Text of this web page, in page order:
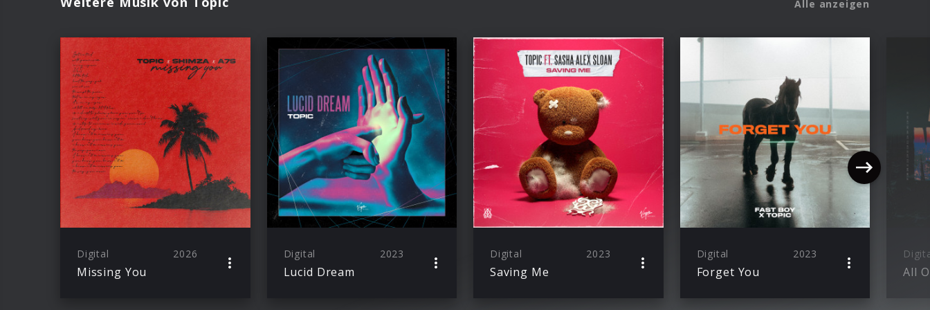
Alle anzeigen
Digital 2026
Missing You
Digital 2023
Lucid Dream
Digital 2023
Saving Me
Digital 2023
Forget You All